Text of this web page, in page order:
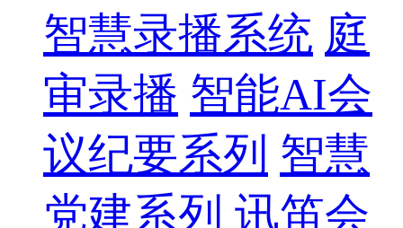
智慧录播系统 庭
审录播 智能AI会
议纪要系列 智慧
党建系列 讯笛会